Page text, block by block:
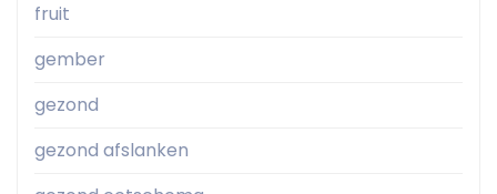
fruit
gember
gezond
gezond afslanken